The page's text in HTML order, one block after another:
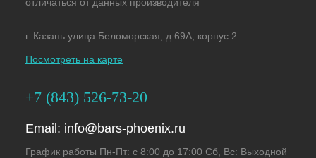
г. Казань улица Беломорская, д.69А, корпус 2
Посмотреть на карте
+7 (843) 526-73-20
Email: info@bars-phoenix.ru
График работы Пн-Пт: с 8:00 до 17:00 Сб, Вс: Выходной